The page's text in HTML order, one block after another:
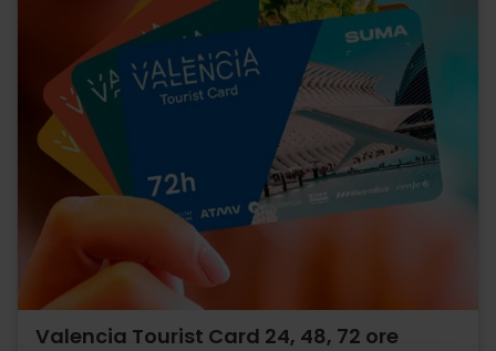
Valencia Tourist Card 24, 48, 72 ore